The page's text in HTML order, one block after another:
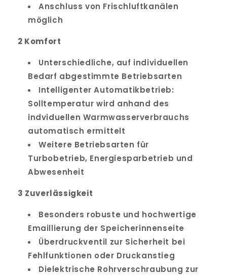
Anschluss von Frischluftkanälen
möglich
2 Komfort
Unterschiedliche, auf individuellen
Bedarf abgestimmte Betriebsarten
Intelligenter Automatikbetrieb:
Solltemperatur wird anhand des
indviduellen Warmwasserverbrauchs
automatisch ermittelt
Weitere Betriebsarten für
Turbobetrieb, Energiesparbetrieb und
Abwesenheit
3 Zuverlässigkeit
Besonders robuste und hochwertige
Emaillierung der Speicherinnenseite
Überdruckventil zur Sicherheit bei
Fehlfunktionen oder Druckanstieg
Dielektrische Rohrverschraubung zur